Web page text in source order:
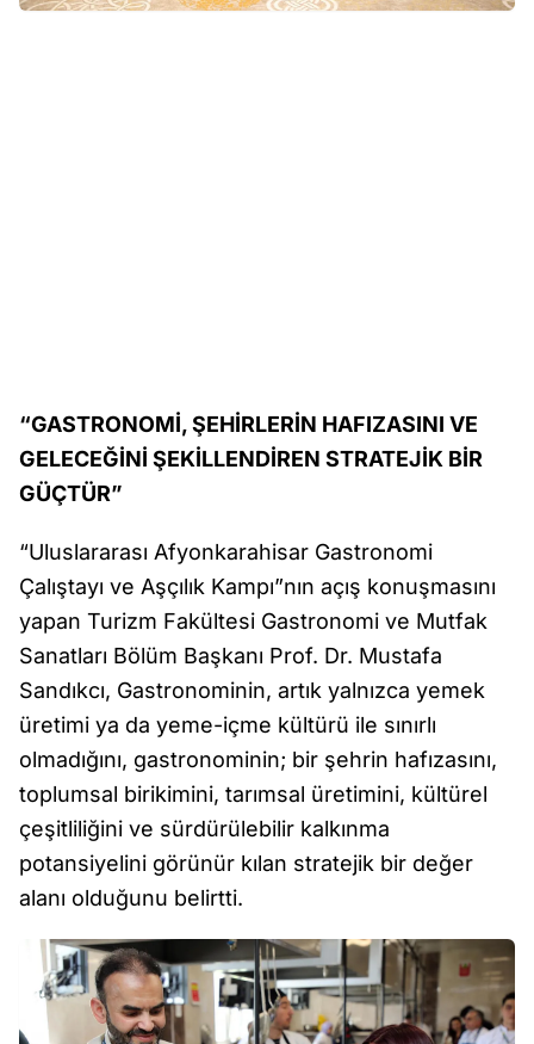
“GASTRONOMİ, ŞEHİRLERİN HAFIZASINI VE
GELECEĞİNİ ŞEKİLLENDİREN STRATEJİK BİR
GÜÇTÜR”
“Uluslararası Afyonkarahisar Gastronomi
Çalıştayı ve Aşçılık Kampı”nın açış konuşmasını
yapan Turizm Fakültesi Gastronomi ve Mutfak
Sanatları Bölüm Başkanı Prof. Dr. Mustafa
Sandıkcı, Gastronominin, artık yalnızca yemek
üretimi ya da yeme-içme kültürü ile sınırlı
olmadığını, gastronominin; bir şehrin hafızasını,
toplumsal birikimini, tarımsal üretimini, kültürel
çeşitliliğini ve sürdürülebilir kalkınma
potansiyelini görünür kılan stratejik bir değer
alanı olduğunu belirtti.